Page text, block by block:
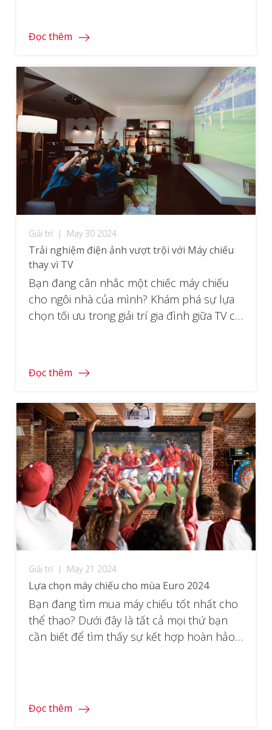
Đọc thêm
Giải trí | May 30 2024
Trải nghiệm điện ảnh vượt trội với Máy chiếu
thay vì TV
Bạn đang cân nhắc một chiếc máy chiếu
cho ngôi nhà của mình? Khám phá sự lựa
chọn tối ưu trong giải trí gia đình giữa TV cỡ
Đọc thêm
Giải trí | May 21 2024
Lựa chọn máy chiếu cho mùa Euro 2024
Bạn đang tìm mua máy chiếu tốt nhất cho
thể thao? Dưới đây là tất cả mọi thứ bạn
cần biết để tìm thấy sự kết hợp hoàn hảo
Đọc thêm